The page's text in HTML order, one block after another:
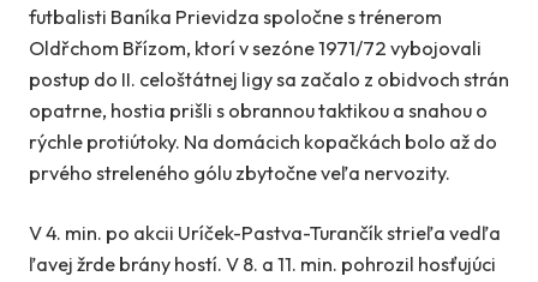
futbalisti Baníka Prievidza spoločne s trénerom
Oldřchom Břízom, ktorí v sezóne 1971/72 vybojovali
postup do II. celoštátnej ligy sa začalo z obidvoch strán
opatrne, hostia prišli s obrannou taktikou a snahou o
rýchle protiútoky. Na domácich kopačkách bolo až do
prvého streleného gólu zbytočne veľa nervozity.
V 4. min. po akcii Uríček-Pastva-Turančík strieľa vedľa
ľavej žrde brány hostí. V 8. a 11. min. pohrozil hosťujúci